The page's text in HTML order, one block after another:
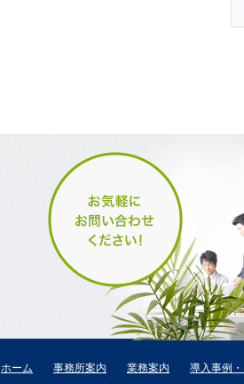
ホーム 事務所案内 業務案内 導入事例